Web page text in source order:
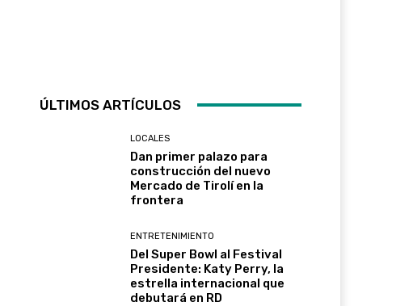
ÚLTIMOS ARTÍCULOS
LOCALES
Dan primer palazo para
construcción del nuevo
Mercado de Tirolí en la
frontera
ENTRETENIMIENTO
Del Super Bowl al Festival
Presidente: Katy Perry, la
estrella internacional que
debutará en RD